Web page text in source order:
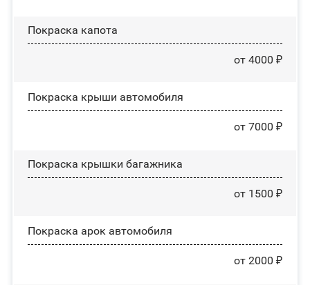
Покраска капота
от 4000 ₽
Покраска крыши автомобиля
от 7000 ₽
Покраска крышки багажника
от 1500 ₽
Покраска арок автомобиля
от 2000 ₽